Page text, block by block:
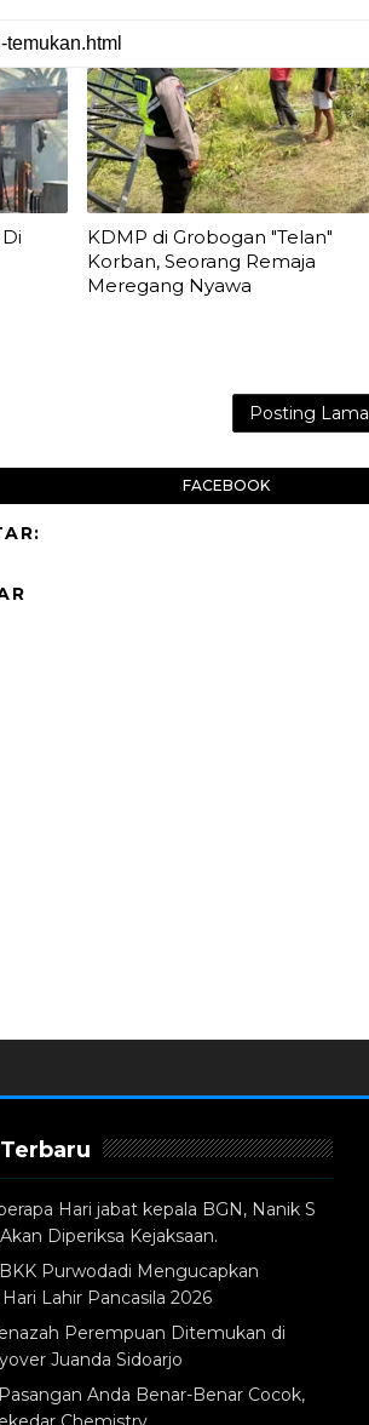
KDMP di Grobogan "Telan"
Korban, Seorang Remaja
Meregang Nyawa
Posting Lama
FACEBOOK
Hari jabat kepala BGN, Nanik S
Diperiksa Kejaksaan.
Purwodadi Mengucapkan
Lahir Pancasila 2026
Perempuan Ditemukan di
Juanda Sidoarjo
Anda Benar-Benar Cocok,